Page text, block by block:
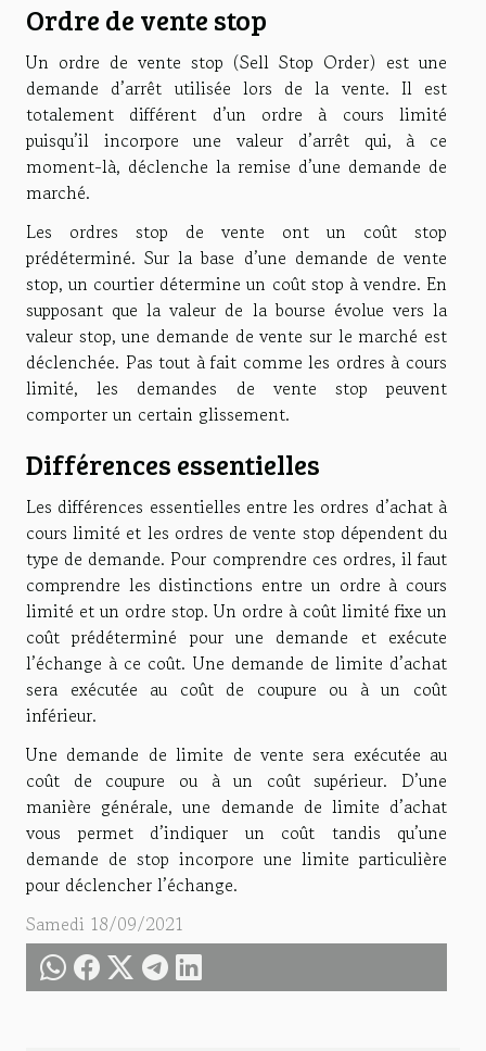
Ordre de vente stop
Un ordre de vente stop (Sell Stop Order) est une
demande d’arrêt utilisée lors de la vente. Il est
totalement différent d’un ordre à cours limité
puisqu’il incorpore une valeur d’arrêt qui, à ce
moment-là, déclenche la remise d’une demande de
marché.
Les ordres stop de vente ont un coût stop
prédéterminé. Sur la base d’une demande de vente
stop, un courtier détermine un coût stop à vendre. En
supposant que la valeur de la bourse évolue vers la
valeur stop, une demande de vente sur le marché est
déclenchée. Pas tout à fait comme les ordres à cours
limité, les demandes de vente stop peuvent
comporter un certain glissement.
Différences essentielles
Les différences essentielles entre les ordres d’achat à
cours limité et les ordres de vente stop dépendent du
type de demande. Pour comprendre ces ordres, il faut
comprendre les distinctions entre un ordre à cours
limité et un ordre stop. Un ordre à coût limité fixe un
coût prédéterminé pour une demande et exécute
l’échange à ce coût. Une demande de limite d’achat
sera exécutée au coût de coupure ou à un coût
inférieur.
Une demande de limite de vente sera exécutée au
coût de coupure ou à un coût supérieur. D’une
manière générale, une demande de limite d’achat
vous permet d’indiquer un coût tandis qu’une
demande de stop incorpore une limite particulière
pour déclencher l’échange.
Samedi 18/09/2021